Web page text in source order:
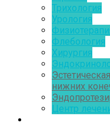
Трихология
Урология
Флебология
Хирургия
нижних
Центр